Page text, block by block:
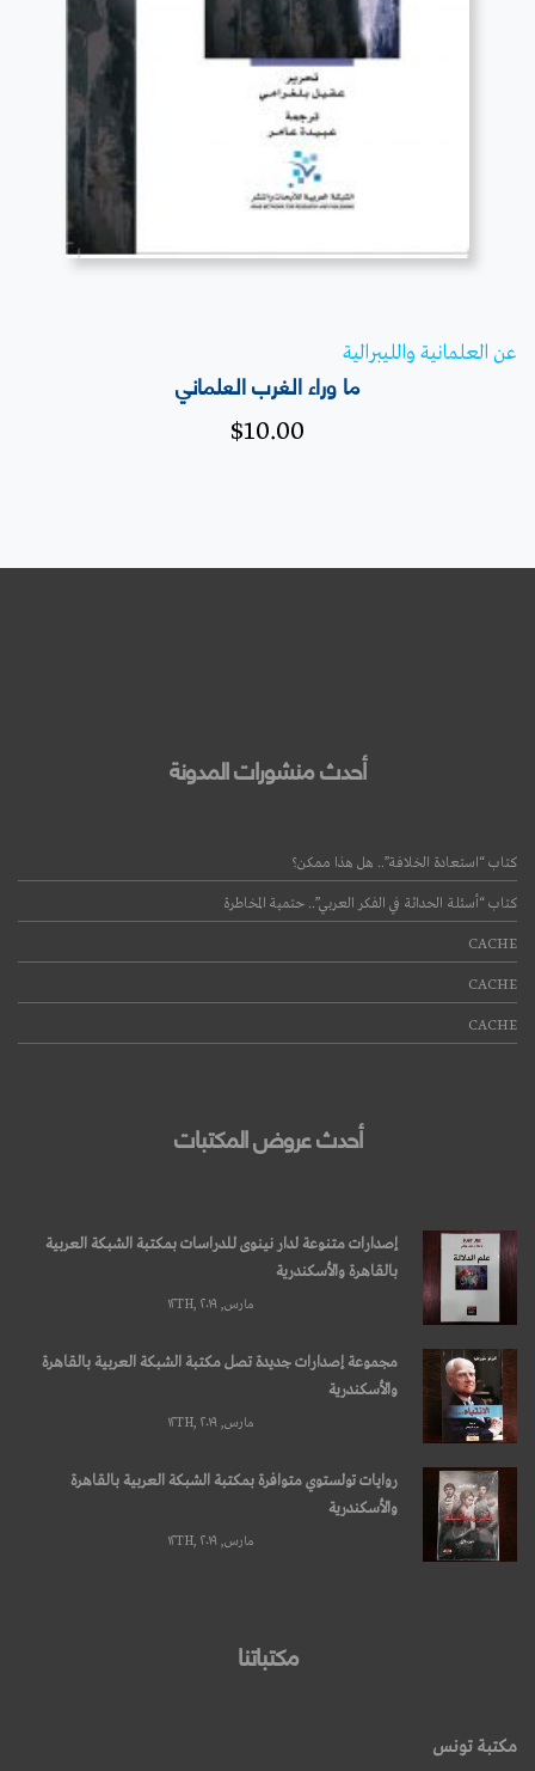
عن العلمانية والليبرالية
ما وراء الغرب العلماني‎
$10.00
أحدث منشورات المدونة
كتاب “استعادة الخلافة”.. هل هذا ممكن؟
كتاب “أسئلة الحداثة في الفكر العربي”.. حتمية المخاطرة
CACHE
CACHE
CACHE
أحدث عروض المكتبات
إصدارات متنوعة لدار نينوى للدراسات بمكتبة الشبكة العربية
بالقاهرة والأسكندرية
مارس, ۱۲TH, ۲۰۱۹
مجموعة إصدارات جديدة تصل مكتبة الشبكة العربية بالقاهرة
والأسكندرية
مارس, ۱۲TH, ۲۰۱۹
روايات تولستوي متوافرة بمكتبة الشبكة العربية بالقاهرة
والأسكندرية
مارس, ۱۲TH, ۲۰۱۹
مكتباتنا
مكتبة تونس